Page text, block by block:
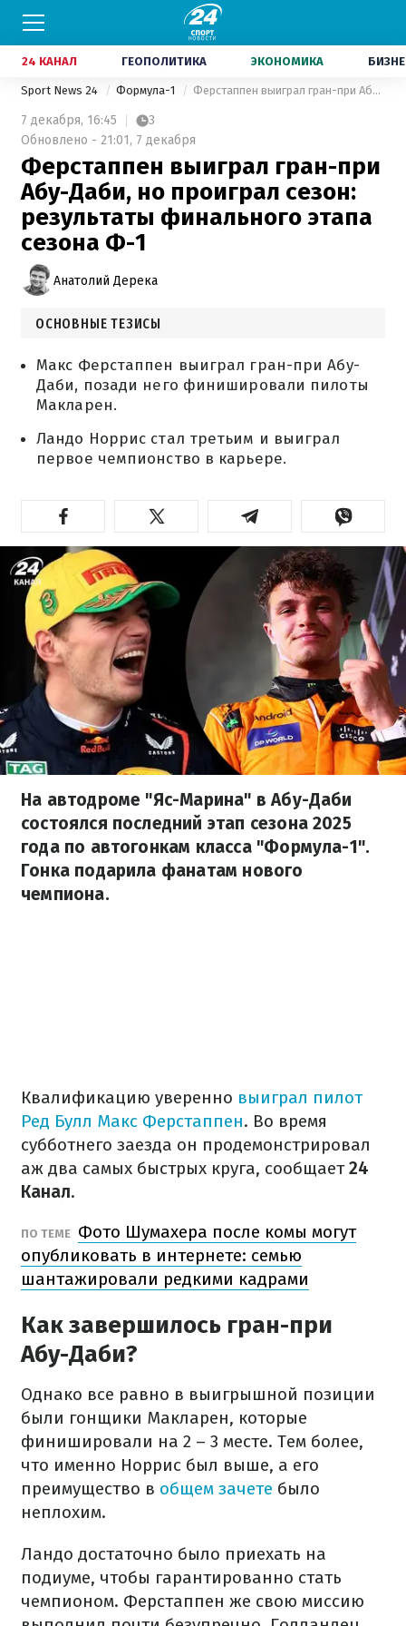
24 КАНАЛ ГЕОПОЛИТИКА ЭКОНОМИКА
Sport News 24 Формула-1 Ферстаппен выиграл гран-при Абу-Даби, но проиграл сезон: результаты финального этапа сезона Ф-1
7 декабря, 16:45
3
Обновлено - 21:01, 7 декабря
Ферстаппен выиграл гран-при
Абу-Даби, но проиграл сезон:
результаты финального этапа
сезона Ф-1
Анатолий Дерека
ОСНОВНЫЕ ТЕЗИСЫ
Макс Ферстаппен выиграл гран-при Абу-
Даби, позади него финишировали пилоты
Макларен.
Ландо Норрис стал третьим и выиграл
первое чемпионство в карьере.
На автодроме "Яс-Марина" в Абу-Даби
состоялся последний этап сезона 2025
года по автогонкам класса "Формула-1".
Гонка подарила фанатам нового
чемпиона.
Квалификацию уверенно выиграл пилот
Ред Булл Макс Ферстаппен. Во время
субботнего заезда он продемонстрировал
аж два самых быстрых круга, сообщает24
Канал.
ПО ТЕМЕ Фото Шумахера после комы могут
опубликовать в интернете: семью
шантажировали редкими кадрами
Как завершилось гран-при
Абу-Даби?
Однако все равно в выигрышной позиции
были гонщики Макларен, которые
финишировали на 2 – 3 месте. Тем более,
что именно Норрис был выше, а его
преимущество в общем зачете было
неплохим.
Ландо достаточно было приехать на
подиуме, чтобы гарантированно стать
чемпионом. Ферстаппен же свою миссию